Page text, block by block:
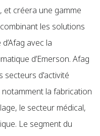
et créera une gamme
les solutions
avec la
d’Emerson. Afag
secteurs d'activité
la fabrication
le secteur médical,
Le segment du